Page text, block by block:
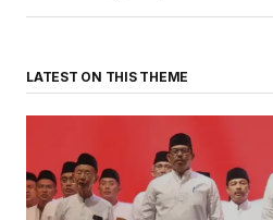
LATEST ON THIS THEME